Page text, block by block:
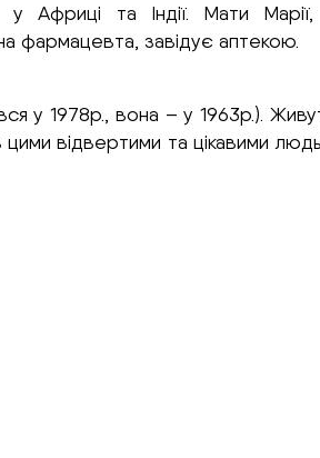
та Індії. Мати
фармацевта, завідує аптекою.
у 1978р., вона – у 1963р.).
відвертими та цікавими